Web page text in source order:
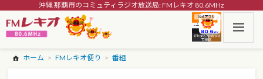
沖縄 那覇市のコミュティラジオ放送局: FMレキオ 80.6MHz
ホーム FMレキオ便り 番組